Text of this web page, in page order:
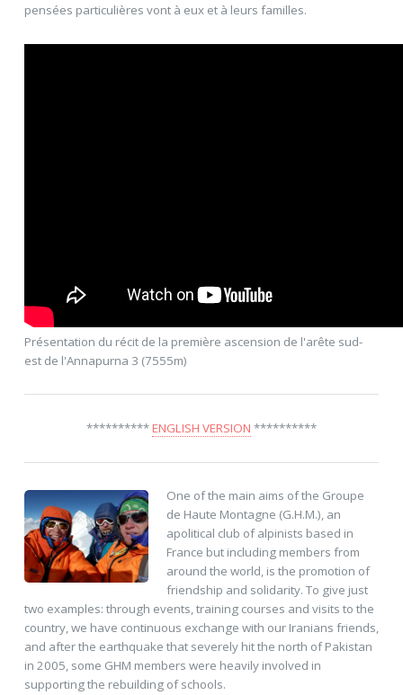
pensées particulières vont à eux et à leurs familles.
Présentation du récit de la première ascension de l'arête sud-
est de l'Annapurna 3 (7555m)
**********ENGLISH VERSION **********
One of the main aims of the Groupe
de Haute Montagne (G.H.M.), an
apolitical club of alpinists based in
France but including members from
around the world, is the promotion of
friendship and solidarity. To give just
two examples: through events, training courses and visits to the
country, we have continuous exchange with our Iranians friends,
and after the earthquake that severely hit the north of Pakistan
in 2005, some GHM members were heavily involved in
supporting the rebuilding of schools.